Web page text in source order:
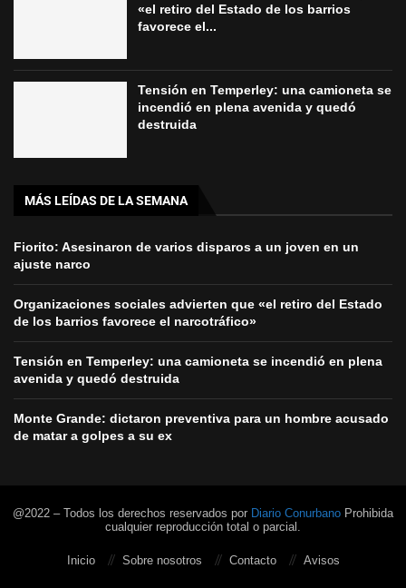
«el retiro del Estado de los barrios
favorece el...
Tensión en Temperley: una camioneta se
incendió en plena avenida y quedó
destruida
MÁS LEÍDAS DE LA SEMANA
Fiorito: Asesinaron de varios disparos a un joven en un
ajuste narco
Organizaciones sociales advierten que «el retiro del Estado
de los barrios favorece el narcotráfico»
Tensión en Temperley: una camioneta se incendió en plena
avenida y quedó destruida
Monte Grande: dictaron preventiva para un hombre acusado
de matar a golpes a su ex
@2022 – Todos los derechos reservados por Diario Conurbano Prohibida
cualquier reproducción total o parcial.
Inicio Sobre nosotros Contacto Avisos